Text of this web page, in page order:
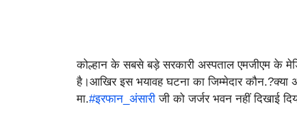
कोल्हान के सबसे बड़े सरकारी अस्पताल एमजीएम के
है।आखिर इस भयावह घटना का जिम्मेदार
मा.#इरफान_अंसारी जी को जर्जर भवन नहीं दिखाई